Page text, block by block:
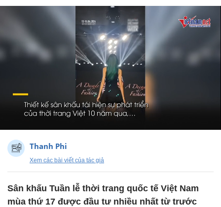
Thanh Phi
Xem các bài viết của tác giả
Sân khấu Tuần lễ thời trang quốc tế Việt Nam
mùa thứ 17 được đầu tư nhiều nhất từ trước